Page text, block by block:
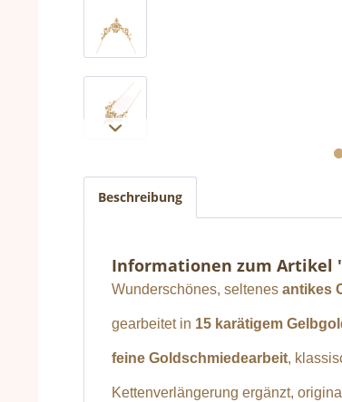
Beschreibung
Informationen zum Artikel
Wunderschönes, seltenes antikes
gearbeitet in 15 karätigem
feine Goldschmiedearbeit,
Kettenverlängerung ergänzt,